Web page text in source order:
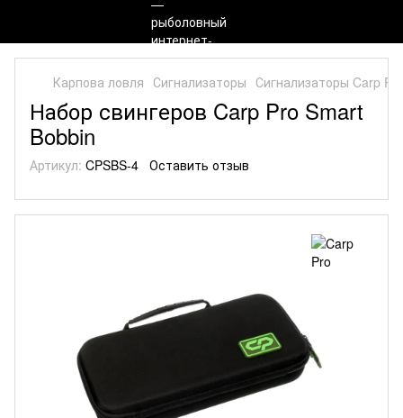
Карпова ловля Сигнализаторы Сигнализаторы Carp Pro
Набор свингеров Carp Pro Smart
Bobbin
Артикул: CPSBS-4 Оставить отзыв